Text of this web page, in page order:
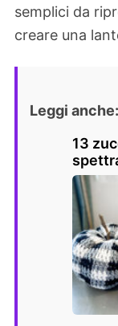
semplici da
creare una
Leggi anche:
13